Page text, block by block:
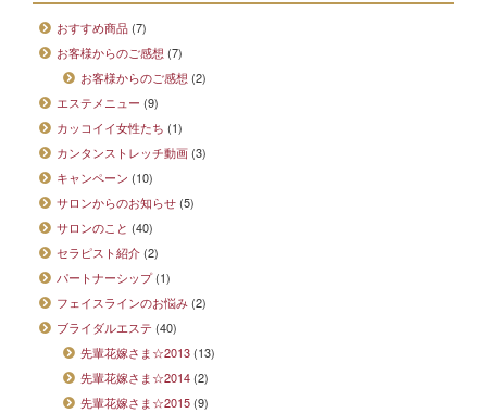
おすすめ商品 (7)
お客様からのご感想 (7)
お客様からのご感想 (2)
エステメニュー (9)
カッコイイ女性たち (1)
カンタンストレッチ動画 (3)
キャンペーン (10)
サロンからのお知らせ (5)
サロンのこと (40)
セラピスト紹介 (2)
パートナーシップ(1)
フェイスラインのお悩み (2)
ブライダルエステ (40)
先輩花嫁さま☆2013 (13)
先輩花嫁さま☆2014 (2)
先輩花嫁さま☆2015 (9)